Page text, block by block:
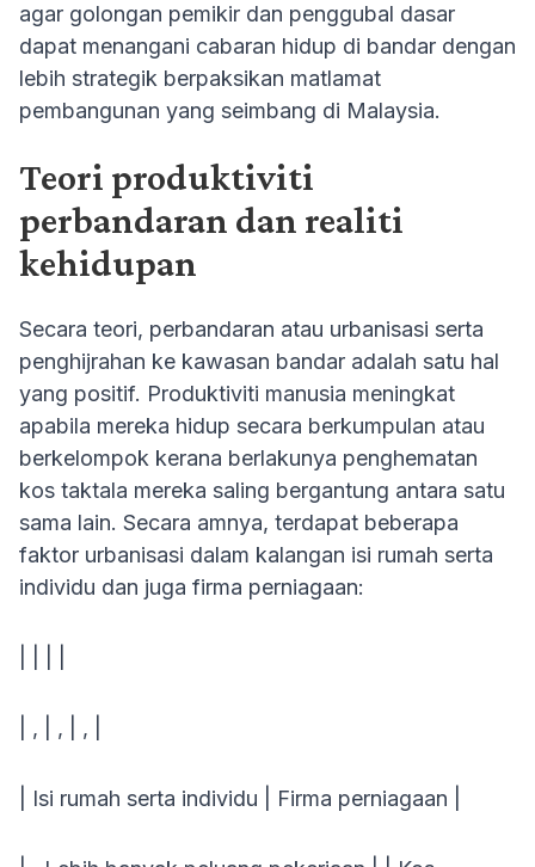
agar golongan pemikir dan penggubal dasar
dapat menangani cabaran hidup di bandar dengan
lebih strategik berpaksikan matlamat
pembangunan yang seimbang di Malaysia.
Teori produktiviti
perbandaran dan realiti
kehidupan
Secara teori, perbandaran atau urbanisasi serta
penghijrahan ke kawasan bandar adalah satu hal
yang positif. Produktiviti manusia meningkat
apabila mereka hidup secara berkumpulan atau
berkelompok kerana berlakunya penghematan
kos taktala mereka saling bergantung antara satu
sama lain. Secara amnya, terdapat beberapa
faktor urbanisasi dalam kalangan isi rumah serta
individu dan juga firma perniagaan:
| , | , | , |
| Isi rumah serta individu | Firma perniagaan |